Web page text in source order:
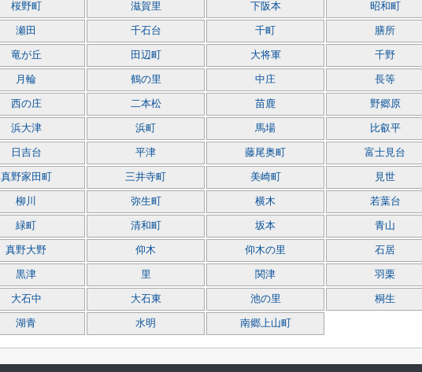
桜野町 滋賀里 下阪本 昭和町
瀬田 千石台 千町 膳所
竜が丘 田辺町 大将軍 千野
月輪 鶴の里 中庄 長等
西の庄 二本松 苗鹿 野郷原
浜大津 浜町 馬場 比叡平
日吉台 平津 藤尾奥町 富士見台
真野家田町 三井寺町 美崎町 見世
柳川 弥生町 横木 若葉台
緑町 清和町 坂本 青山
真野大野 仰木 仰木の里 石居
黒津 里 関津 羽栗
大石中 大石東 池の里 桐生
湖青 水明 南郷上山町